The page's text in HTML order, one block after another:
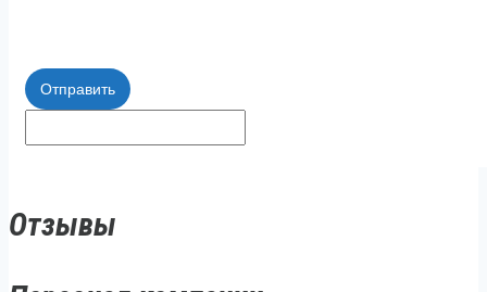
Отправить
Отзывы